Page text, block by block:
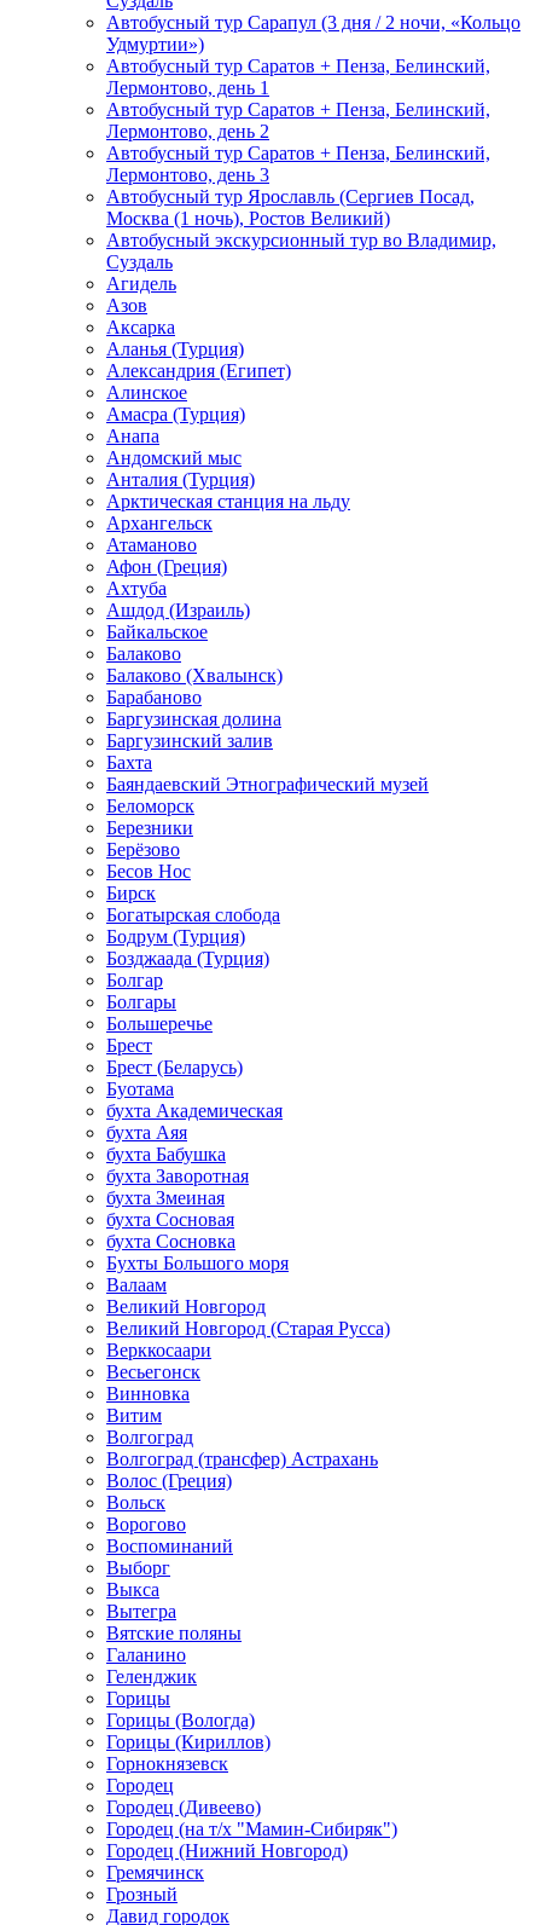
Автобусный тур Сарапул (3 дня / 2 ночи, «Кольцо
Удмуртии»)
Автобусный тур Саратов + Пенза, Белинский,
Лермонтово, день 1
Автобусный тур Саратов + Пенза, Белинский,
Лермонтово, день 2
Автобусный тур Саратов + Пенза, Белинский,
Лермонтово, день 3
Автобусный тур Ярославль (Сергиев Посад,
Москва (1 ночь), Ростов Великий)
Автобусный экскурсионный тур во Владимир,
Суздаль
Агидель
Азов
Аксарка
Аланья (Турция)
Александрия (Египет)
Алинское
Амасра (Турция)
Анапа
Андомский мыс
Анталия (Турция)
Арктическая станция на льду
Архангельск
Атаманово
Афон (Греция)
Ахтуба
Ашдод (Израиль)
Байкальское
Балаково
Балаково (Хвалынск)
Барабаново
Баргузинская долина
Баргузинский залив
Бахта
Баяндаевский Этнографический музей
Беломорск
Березники
Берёзово
Бесов Нос
Бирск
Богатырская слобода
Бодрум (Турция)
Бозджаада (Турция)
Болгар
Болгары
Большеречье
Брест
Брест (Беларусь)
Буотама
бухта Академическая
бухта Аяя
бухта Бабушка
бухта Заворотная
бухта Змеиная
бухта Сосновая
бухта Сосновка
Бухты Большого моря
Валаам
Великий Новгород
Великий Новгород (Старая Русса)
Верккосаари
Весьегонск
Винновка
Витим
Волгоград
Волгоград (трансфер) Астрахань
Волос (Греция)
Вольск
Ворогово
Воспоминаний
Выборг
Выкса
Вытегра
Вятские поляны
Галанино
Геленджик
Горицы
Горицы (Вологда)
Горицы (Кириллов)
Горнокнязевск
Городец
Городец (Дивеево)
Городец (на т/х "Мамин-Сибиряк")
Городец (Нижний Новгород)
Гремячинск
Грозный
Давид городок